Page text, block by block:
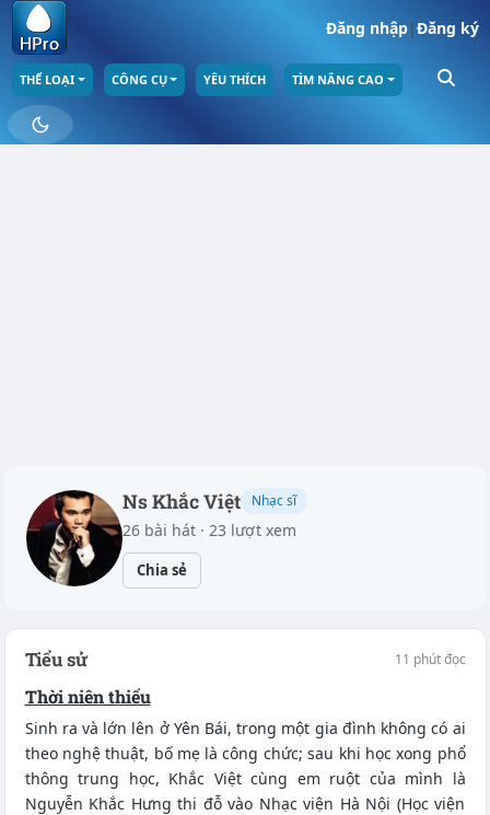
Đăng nhập|Đăng ký
THỂ LOẠI CÔNG CỤ YÊU THÍCH TÌM NÂNG CAO
Ns Khắc Việt Nhạc sĩ
26 bài hát · 23 lượt xem
Chia sẻ
Tiểu sử 11 phút đọc
Thời niên thiếu
Sinh ra và lớn lên ở Yên Bái, trong một gia đình không có ai
theo nghệ thuật, bố mẹ là công chức; sau khi học xong phổ
thông trung học, Khắc Việt cùng em ruột của mình là
Nguyễn Khắc Hưng thi đỗ vào Nhạc viện Hà Nội (Học viện